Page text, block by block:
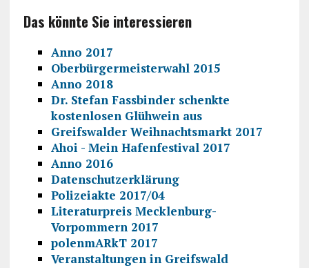
Das könnte Sie interessieren
Anno 2017
Oberbürgermeisterwahl 2015
Anno 2018
Dr. Stefan Fassbinder schenkte
kostenlosen Glühwein aus
Greifswalder Weihnachtsmarkt 2017
Ahoi - Mein Hafenfestival 2017
Anno 2016
Datenschutzerklärung
Polizeiakte 2017/04
Literaturpreis Mecklenburg-
Vorpommern 2017
polenmARkT 2017
Veranstaltungen in Greifswald